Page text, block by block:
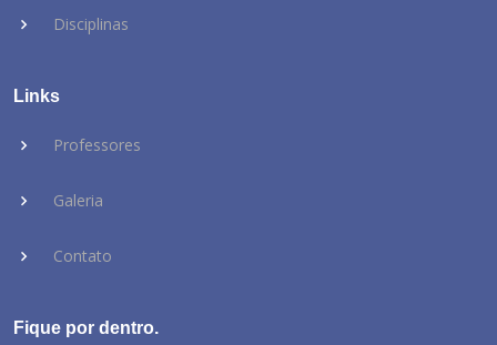
Disciplinas
Links
Professores
Galeria
Contato
Fique por dentro.